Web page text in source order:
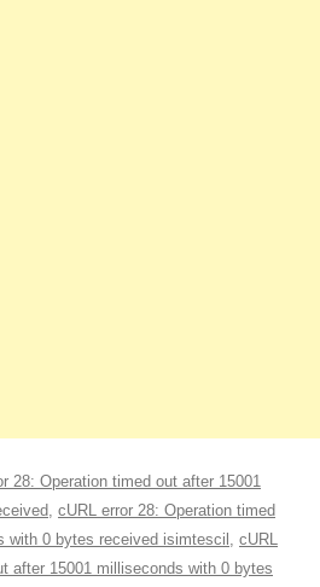
28: Operation timed out after 15001
, cURL error 28: Operation timed
with 0 bytes received isimtescil , cURL
after 15001 milliseconds with 0 bytes